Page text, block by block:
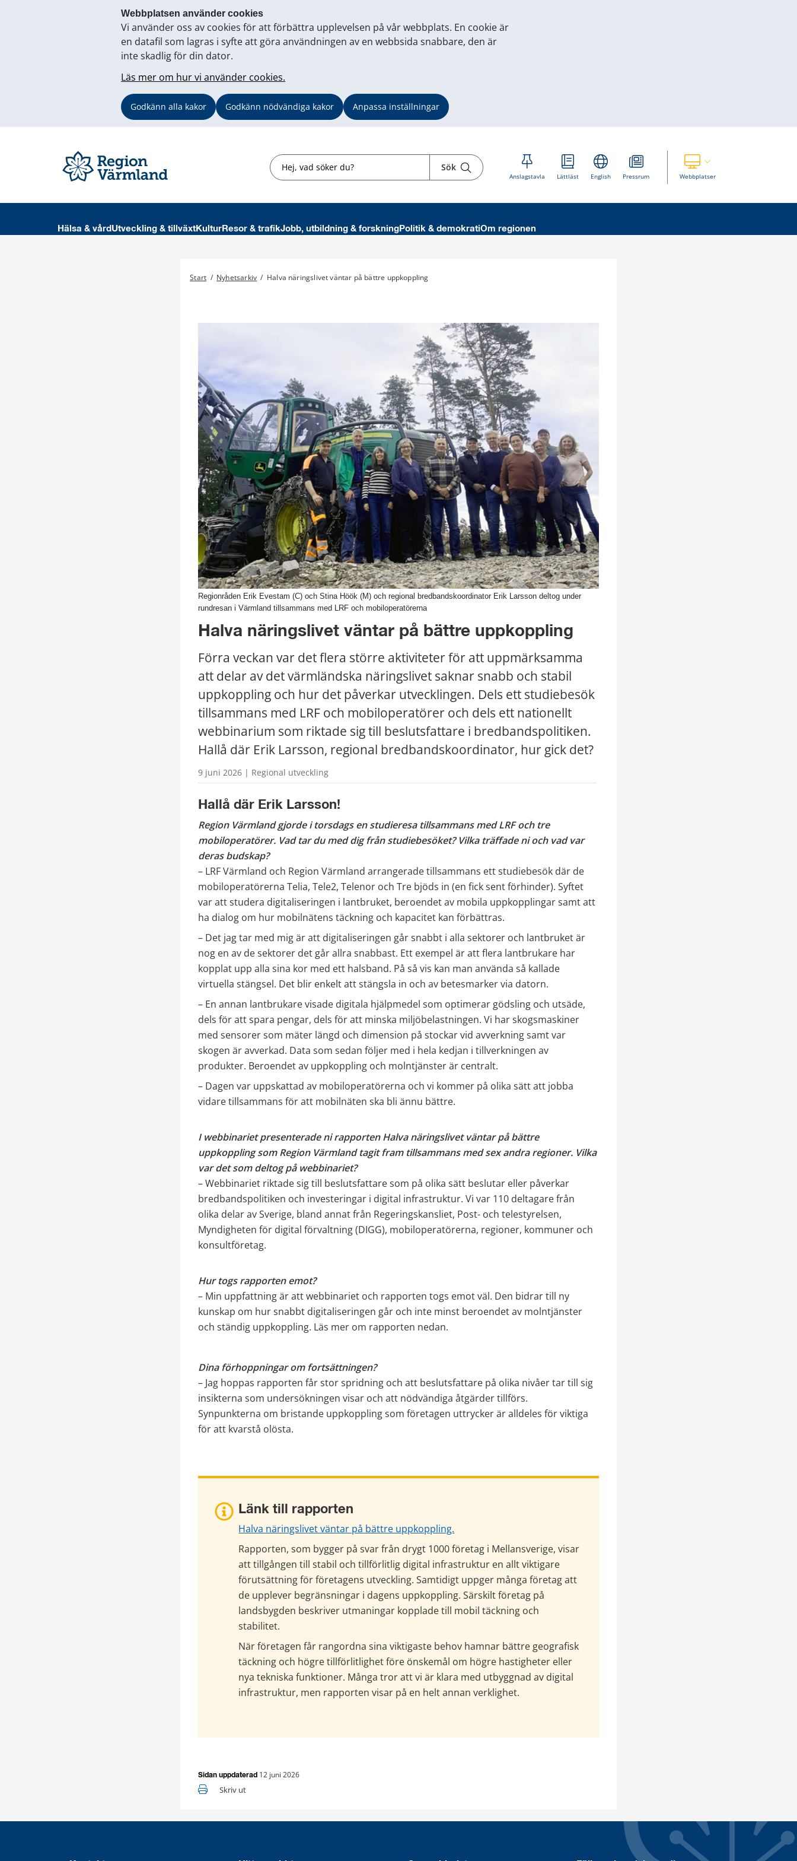
Webbplatsen använder cookies
Vi använder oss av cookies för att förbättra upplevelsen på vår webbplats. En cookie är
en datafil som lagras i syfte att göra användningen av en webbsida snabbare, den är
inte skadlig för din dator.
Läs mer om hur vi använder cookies.
Godkänn alla kakor Godkänn nödvändiga kakor Anpassa inställningar
Sök Sök
Anslagstavla Lättläst English Pressrum WebbplatserVisa våra andra webbplatser
Hälsa & vård Utveckling & tillväxtKulturResor & trafikJobb, utbildning & forskningPolitik & demokratiOm regionen
Start / Nyhetsarkiv / Halva näringslivet väntar på bättre uppkoppling
Regionråden Erik Evestam (C) och Stina Höök (M) och regional bredbandskoordinator Erik Larsson deltog under
rundresan i Värmland tillsammans med LRF och mobiloperatörerna
Halva näringslivet väntar på bättre uppkoppling
Förra veckan var det flera större aktiviteter för att uppmärksamma
att delar av det värmländska näringslivet saknar snabb och stabil
uppkoppling och hur det påverkar utvecklingen. Dels ett studiebesök
tillsammans med LRF och mobiloperatörer och dels ett nationellt
webbinarium som riktade sig till beslutsfattare i bredbandspolitiken.
Hallå där Erik Larsson, regional bredbandskoordinator, hur gick det?
9 juni 2026 | Regional utveckling
Hallå där Erik Larsson!
Region Värmland gjorde i torsdags en studieresa tillsammans med LRF och tre
mobiloperatörer. Vad tar du med dig från studiebesöket? Vilka träffade ni och vad var
deras budskap?
– LRF Värmland och Region Värmland arrangerade tillsammans ett studiebesök där de
mobiloperatörerna Telia, Tele2, Telenor och Tre bjöds in (en fick sent förhinder). Syftet
var att studera digitaliseringen i lantbruket, beroendet av mobila uppkopplingar samt att
ha dialog om hur mobilnätens täckning och kapacitet kan förbättras.
– Det jag tar med mig är att digitaliseringen går snabbt i alla sektorer och lantbruket är
nog en av de sektorer det går allra snabbast. Ett exempel är att flera lantbrukare har
kopplat upp alla sina kor med ett halsband. På så vis kan man använda så kallade
virtuella stängsel. Det blir enkelt att stängsla in och av betesmarker via datorn.
– En annan lantbrukare visade digitala hjälpmedel som optimerar gödsling och utsäde,
dels för att spara pengar, dels för att minska miljöbelastningen. Vi har skogsmaskiner
med sensorer som mäter längd och dimension på stockar vid avverkning samt var
skogen är avverkad. Data som sedan följer med i hela kedjan i tillverkningen av
produkter. Beroendet av uppkoppling och molntjänster är centralt.
– Dagen var uppskattad av mobiloperatörerna och vi kommer på olika sätt att jobba
vidare tillsammans för att mobilnäten ska bli ännu bättre.
I webbinariet presenterade ni rapporten Halva näringslivet väntar på bättre
uppkoppling som Region Värmland tagit fram tillsammans med sex andra regioner. Vilka
var det som deltog på webbinariet?
– Webbinariet riktade sig till beslutsfattare som på olika sätt beslutar eller påverkar
bredbandspolitiken och investeringar i digital infrastruktur. Vi var 110 deltagare från
olika delar av Sverige, bland annat från Regeringskansliet, Post- och telestyrelsen,
Myndigheten för digital förvaltning (DIGG), mobiloperatörerna, regioner, kommuner och
konsultföretag.
Hur togs rapporten emot?
– Min uppfattning är att webbinariet och rapporten togs emot väl. Den bidrar till ny
kunskap om hur snabbt digitaliseringen går och inte minst beroendet av molntjänster
och ständig uppkoppling. Läs mer om rapporten nedan.
Dina förhoppningar om fortsättningen?
– Jag hoppas rapporten får stor spridning och att beslutsfattare på olika nivåer tar till sig
insikterna som undersökningen visar och att nödvändiga åtgärder tillförs.
Synpunkterna om bristande uppkoppling som företagen uttrycker är alldeles för viktiga
för att kvarstå olösta.
Länk till rapporten
Halva näringslivet väntar på bättre uppkoppling.
Rapporten, som bygger på svar från drygt 1000 företag i Mellansverige, visar
att tillgången till stabil och tillförlitlig digital infrastruktur en allt viktigare
förutsättning för företagens utveckling. Samtidigt uppger många företag att
de upplever begränsningar i dagens uppkoppling. Särskilt företag på
landsbygden beskriver utmaningar kopplade till mobil täckning och
stabilitet.
När företagen får rangordna sina viktigaste behov hamnar bättre geografisk
täckning och högre tillförlitlighet före önskemål om högre hastigheter eller
nya tekniska funktioner. Många tror att vi är klara med utbyggnad av digital
infrastruktur, men rapporten visar på en helt annan verklighet.
Sidan uppdaterad 12 juni 2026
Skriv ut